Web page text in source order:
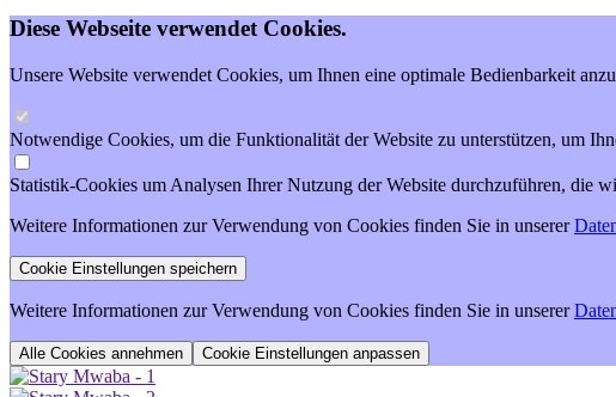
Diese Webseite verwendet Cookies.
Unsere Website verwendet Cookies, um Ihnen eine optimale Bedienbarkeit
Notwendige Cookies, um die Funktionalität der Website zu unterstützen, um
Statistik-Cookies um Analysen Ihrer Nutzung der Website durchzuführen, die
Weitere Informationen zur Verwendung von Cookies finden Sie in unserer
Weitere Informationen zur Verwendung von Cookies finden Sie in unserer
Cookie Einstellungen anpassen